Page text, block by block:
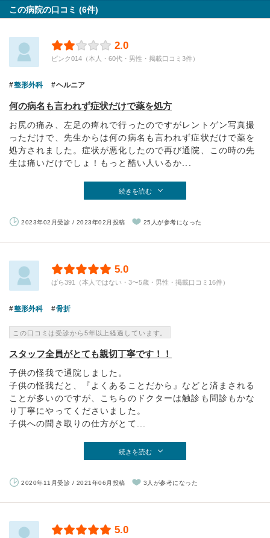
この病院の口コミ (6件)
2.0
ピンク014（本人・60代・男性・掲載口コミ3件）
整形外科 ヘルニア
何の病名も言われず症状だけで薬を処方
お尻の痛み、左足の痺れで行ったのですがレントゲン写真撮
っただけで、先生からは何の病名も言われず症状だけで薬を
処方されました。症状が悪化したので再び通院、この時の先
生は痛いだけでしょ！もっと酷い人いるか...
続きを読む
2023年02月受診 / 2023年02月投稿 25人が参考になった
5.0
ばら391（本人ではない・3〜5歳・男性・掲載口コミ16件）
整形外科 骨折
この口コミは受診から5年以上経過しています。
スタッフ全員がとても親切丁寧です！！
子供の怪我で通院しました。
子供の怪我だと、『よくあることだから』などと済まされる
ことが多いのですが、こちらのドクターは触診も問診もかな
り丁寧にやってくださいました。
子供への聞き取りの仕方がとて...
続きを読む
2020年11月受診 / 2021年06月投稿 3人が参考になった
5.0